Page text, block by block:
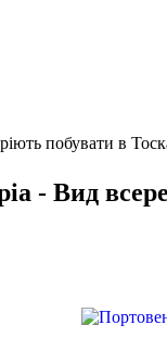
побувати в
- Вид